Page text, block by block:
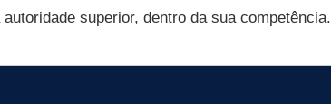
superior, dentro da sua competência.